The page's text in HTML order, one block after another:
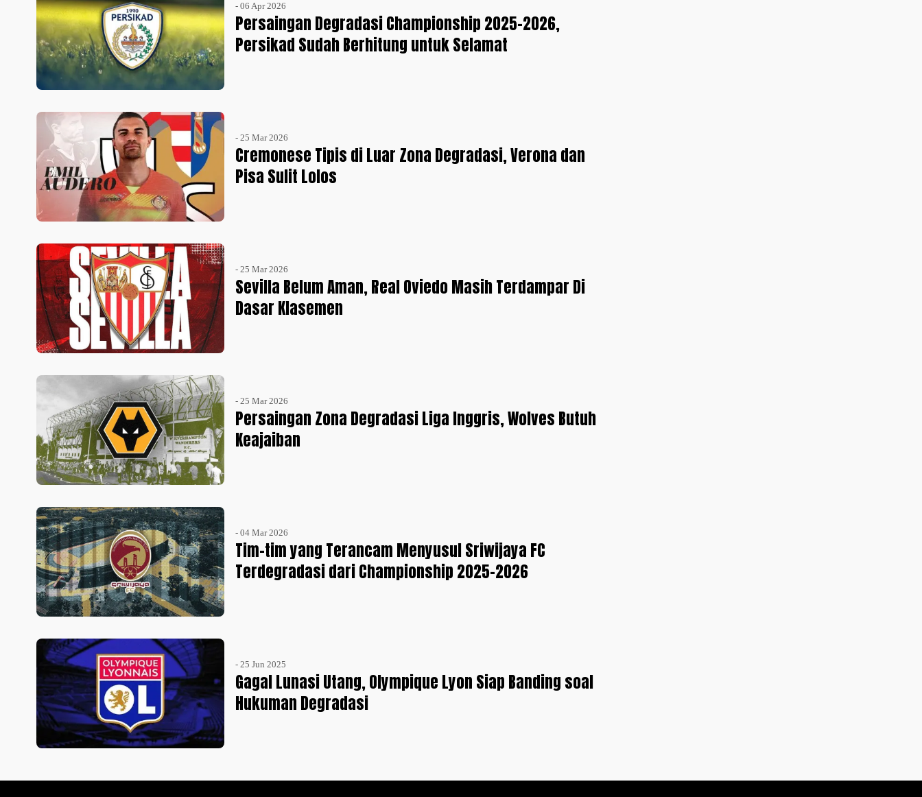
- 06 Apr 2026
Persaingan Degradasi Championship 2025-2026,
Persikad Sudah Berhitung untuk Selamat
- 25 Mar 2026
Cremonese Tipis di Luar Zona Degradasi, Verona dan
Pisa Sulit Lolos
- 25 Mar 2026
Sevilla Belum Aman, Real Oviedo Masih Terdampar Di
Dasar Klasemen
- 25 Mar 2026
Persaingan Zona Degradasi Liga Inggris, Wolves Butuh
Keajaiban
- 04 Mar 2026
Tim-tim yang Terancam Menyusul Sriwijaya FC
Terdegradasi dari Championship 2025-2026
- 25 Jun 2025
Gagal Lunasi Utang, Olympique Lyon Siap Banding soal
Hukuman Degradasi